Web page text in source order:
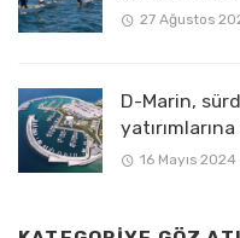
27 Ağustos
D-Marin,
16 Mayıs 2024